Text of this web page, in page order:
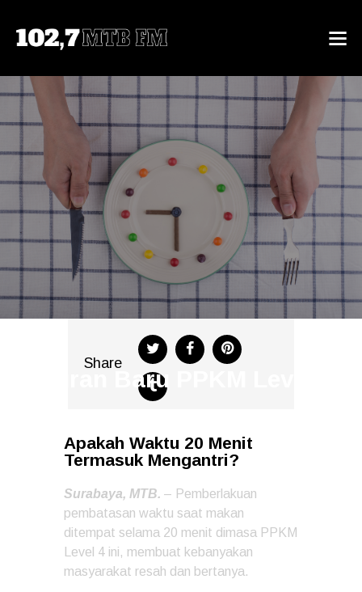
Aturan Baru PPKM Level 4
Share
Apakah Waktu 20 Menit
Termasuk Mengantri?
Surabaya, MTB. – Pemberlakuan
pembatasan waktu saat makan
ditempat selama 20 menit dimasa PPKM
Level 4 ini, membuat kebanyakan
masyarakat resah dan bertanya.